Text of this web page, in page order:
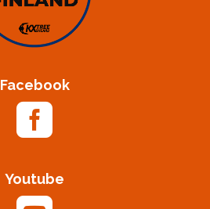
Facebook

Youtube